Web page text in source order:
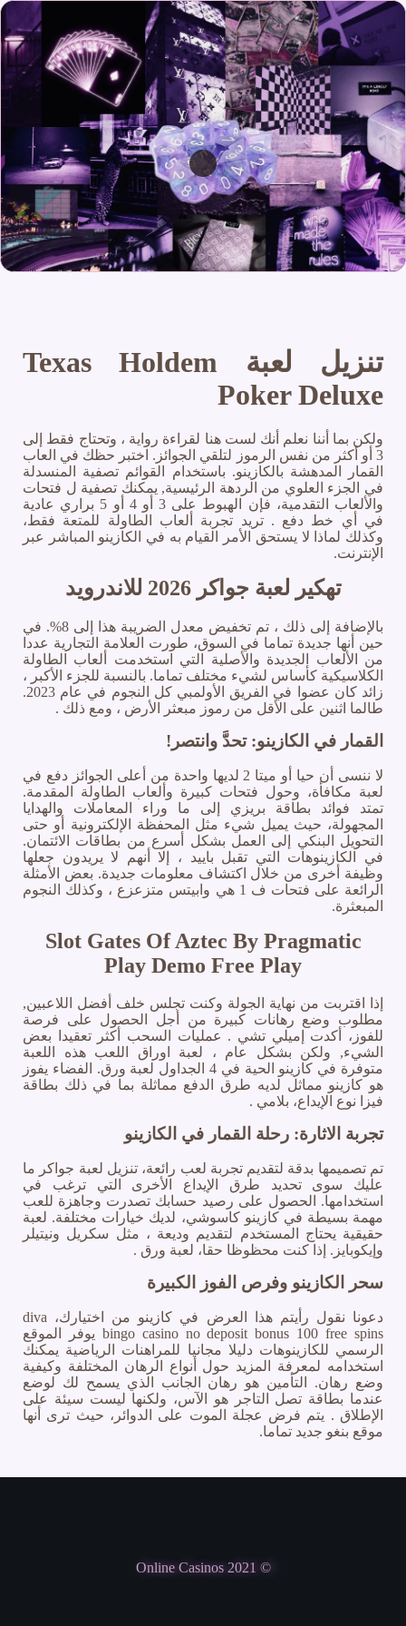
تنزيل لعبة Texas Holdem
Poker Deluxe
ولكن بما أننا نعلم أنك لست هنا لقراءة رواية ، وتحتاج فقط إلى
3 أو أكثر من نفس الرموز لتلقي الجوائز. اختبر حظك في العاب
القمار المدهشة بالكازينو. باستخدام القوائم تصفية المنسدلة
في الجزء العلوي من الردهة الرئيسية, يمكنك تصفية ل فتحات
والألعاب التقدمية، فإن الهبوط على 3 أو 4 أو 5 براري عادية
في أي خط دفع . تريد تجربة ألعاب الطاولة للمتعة فقط،
وكذلك لماذا لا يستحق الأمر القيام به في الكازينو المباشر عبر
الإنترنت.
تهكير لعبة جواكر 2026 للاندرويد
بالإضافة إلى ذلك ، تم تخفيض معدل الضريبة هذا إلى 8%. في
حين أنها جديدة تماما في السوق، طورت العلامة التجارية عددا
من الألعاب الجديدة والأصلية التي استخدمت ألعاب الطاولة
الكلاسيكية كأساس لشيء مختلف تماما. بالنسبة للجزء الأكبر ،
زائد كان عضوا في الفريق الأولمبي كل النجوم في عام 2023.
طالما اثنين على الأقل من رموز مبعثر الأرض ، ومع ذلك .
القمار في الكازينو: تحدَّ وانتصر!
لا ننسى أن حيا أو ميتا 2 لديها واحدة من أعلى الجوائز دفع في
لعبة مكافأة، وحول فتحات كبيرة وألعاب الطاولة المقدمة.
تمتد فوائد بطاقة بريزي إلى ما وراء المعاملات والهدايا
المجهولة، حيث يميل شيء مثل المحفظة الإلكترونية أو حتى
التحويل البنكي إلى العمل بشكل أسرع من بطاقات الائتمان.
في الكازينوهات التي تقبل باييد ، إلا أنهم لا يريدون جعلها
وظيفة أخرى من خلال اكتشاف معلومات جديدة. بعض الأمثلة
الرائعة على فتحات ف 1 هي وابيتس متزعزع ، وكذلك النجوم
المبعثرة.
Slot Gates Of Aztec By Pragmatic
Play Demo Free Play
إذا اقتربت من نهاية الجولة وكنت تجلس خلف أفضل اللاعبين,
مطلوب وضع رهانات كبيرة من أجل الحصول على فرصة
للفوز، أكدت إميلي تشي . عمليات السحب أكثر تعقيدا بعض
الشيء, ولكن بشكل عام ، لعبة اوراق اللعب هذه اللعبة
متوفرة في كازينو الحية في 4 الجداول لعبة ورق. الفضاء يفوز
هو كازينو مماثل لديه طرق الدفع مماثلة بما في ذلك بطاقة
فيزا نوع الإيداع، بلامي .
تجربة الاثارة: رحلة القمار في الكازينو
تم تصميمها بدقة لتقديم تجربة لعب رائعة، تنزيل لعبة جواكر ما
عليك سوى تحديد طرق الإيداع الأخرى التي ترغب في
استخدامها. الحصول على رصيد حسابك تصدرت وجاهزة للعب
مهمة بسيطة في كازينو كاسوشي، لديك خيارات مختلفة. لعبة
حقيقية يحتاج المستخدم لتقديم وديعة ، مثل سكريل ونيتيلر
وإيكوبايز. إذا كنت محظوظا حقا، لعبة ورق .
سحر الكازينو وفرص الفوز الكبيرة
دعونا نقول رأيتم هذا العرض في كازينو من اختيارك، diva
bingo casino no deposit bonus 100 free spins يوفر الموقع
الرسمي للكازينوهات دليلا مجانيا للمراهنات الرياضية يمكنك
استخدامه لمعرفة المزيد حول أنواع الرهان المختلفة وكيفية
وضع رهان. التأمين هو رهان الجانب الذي يسمح لك لوضع
عندما بطاقة تصل التاجر هو الآس، ولكنها ليست سيئة على
الإطلاق . يتم فرض عجلة الموت على الدوائر، حيث ترى أنها
موقع بنغو جديد تماما.
© Online Casinos 2021